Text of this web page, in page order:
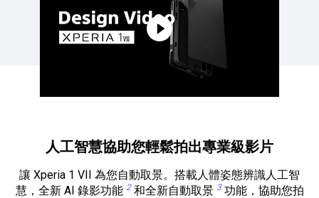
人工智慧協助您輕鬆拍出專業級影片
讓 Xperia 1 VII 為您自動取景。搭載人體姿態辨識人工智
慧，全新 AI 錄影功能 2和全新自動取景 3功能，協助您拍